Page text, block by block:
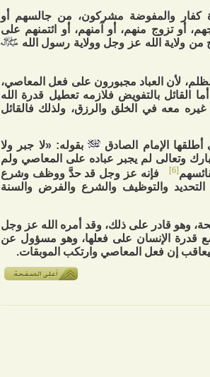
كفار والمفوضة مشركون، من جالسهم أو
أو تزوج منهم، أو آمنهم، أو ائتمنهم على
ولاية الله عز وجل وولاية رسول الله
لأن العباد مجبورون على فعل المعاصي،
القائل بالتفويض فلازمه تعطيل قدرة الله
معه في الخلق والرزق، ولذلك فالقائل
الإمام الصادق
بقوله: «لا جبر ولا
وتعالى لم يجبر عباده على المعاصي ولم
[6]
فإنه عز وجل قد حدَّ ووظف وشرع
والتوظيف والشرع والفرض والسنة
وهو قادر على ذلك، وقد أمره الله عز وجل
قدرة الإنسان على فعلها، وهو مسؤول عن
إن فعل المعاصي وارتكب الموبقات.